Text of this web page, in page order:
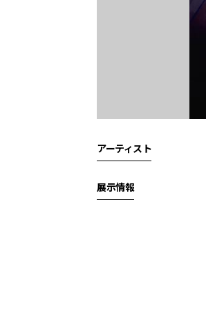
アーティスト
展示情報